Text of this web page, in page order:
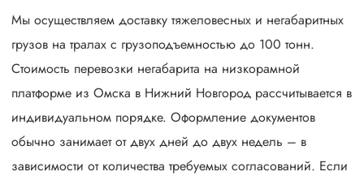
Мы осуществляем доставку тяжеловесных и негабаритных
грузов на тралах с грузоподъемностью до 100 тонн.
Стоимость перевозки негабарита на низкорамной
платформе из Омска в Нижний Новгород рассчитывается в
индивидуальном порядке. Оформление документов
обычно занимает от двух дней до двух недель – в
зависимости от количества требуемых согласований. Если